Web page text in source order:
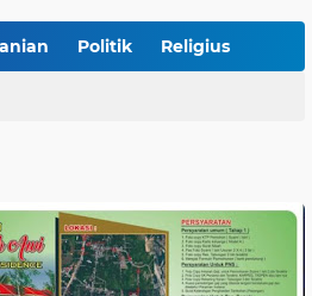
Pemkab Perkuat Komitmen Dalam Kehidupan Masyarakat Yang Harmonis
Politik Religius